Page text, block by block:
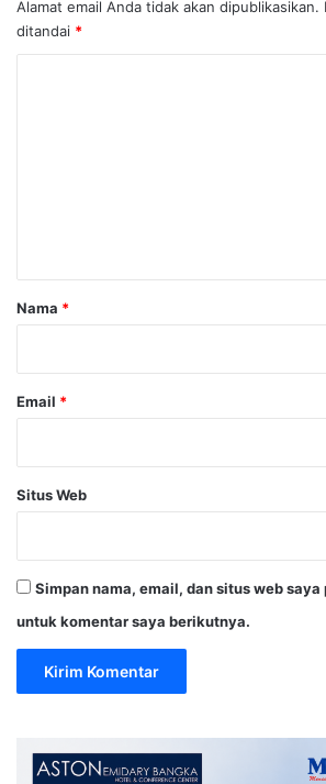
Alamat email Anda tidak akan dipublikasikan.
ditandai *
rNama *
Email *
Situs Web
Simpan nama, email, dan situs web saya
untuk komentar saya berikutnya.